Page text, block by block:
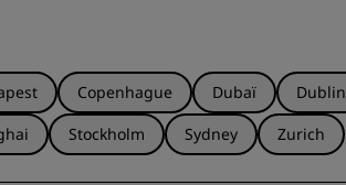
Copenhague Dubaï Dublin
Stockholm Sydney Zurich